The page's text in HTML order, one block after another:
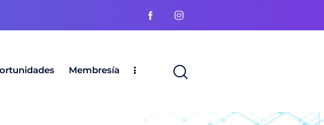
Membresía